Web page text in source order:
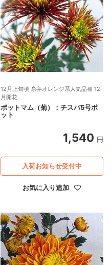
12月上旬頃 糸弁オレンジ系人気品種 12
月開花
ポットマム（菊）：チスパ5号ポ
ット
1,540 円
お気に入り追加
入荷お知らせ受付中